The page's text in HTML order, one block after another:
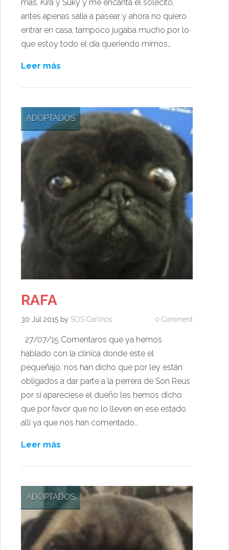
más, Kira y Suky y me encanta el solecito,
antes apenas salía a pasear y ahora no quiero
entrar en casa, tampoco jugaba mucho por lo
que estoy todo el día queriendo mimos…
Leer más
ADOPTADOS
RAFA
30 Jul 2015 by SOS Carlinos 0 Comment
27/07/15 Comentaros que ya hemos
hablado con la clínica donde este el
pequeñajo, nos han dicho que por ley están
obligados a dar parte a la perrera de Son Reus
por si apareciese el dueño les hemos dicho
que por favor que no lo lleven en ese estado
alli ya que nos han comentado…
Leer más
ADOPTADOS